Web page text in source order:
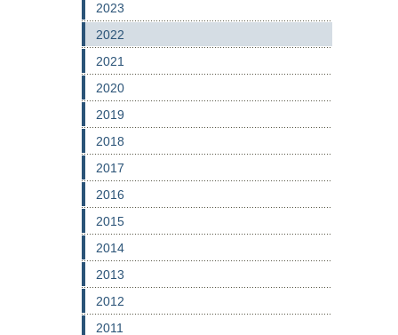
2023
2022
2021
2020
2019
2018
2017
2016
2015
2014
2013
2012
2011